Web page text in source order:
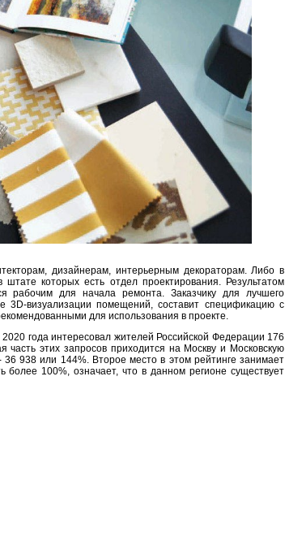
дизайнерам, интерьерным декораторам. Либо в
которых есть отдел проектирования. Результатом
рабочим для начала ремонта. Заказчику для лучшего
визуализации помещений, составит спецификацию с
для использования в проекте.
года интересовал жителей Российской Федерации 176
этих запросов приходится на Москву и Московскую
938 или 144%. Второе место в этом рейтинге занимает
100%, означает, что в данном регионе существует